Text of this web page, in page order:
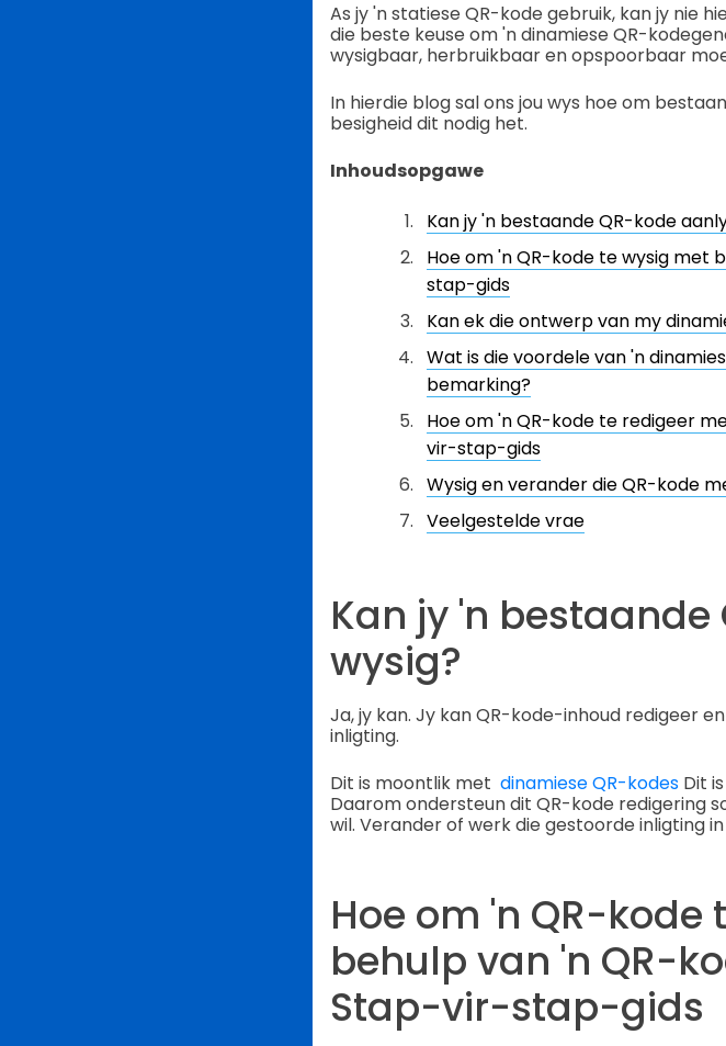
As jy 'n statiese QR-kode gebruik, kan jy nie
die beste keuse om 'n dinamiese QR-
wysigbaar, herbruikbaar en opspoorbaar
In hierdie blog sal ons jou wys hoe om
besigheid dit nodig het.
Inhoudsopgawe
Kan jy 'n bestaande QR-kode
Hoe om 'n QR-kode te wysig met
stap-gids
Kan ek die ontwerp van my
Wat is die voordele van 'n
bemarking?
Hoe om 'n QR-kode te redigeer
vir-stap-gids
Wysig en verander die QR-kode
Veelgestelde vrae
Kan jy 'n
wysig?
Ja, jy kan. Jy kan QR-kode-inhoud redigeer
inligting.
Dit is moontlik met dinamiese QR-kodesDit
Daarom ondersteun dit QR-kode redigering
wil. Verander of werk die gestoorde inligting
Hoe om 'n QR-
behulp van 'n QR-
Stap-vir-stap-gids